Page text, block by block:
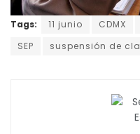
Tags: 11 junio CDMX
SEP
suspensión de